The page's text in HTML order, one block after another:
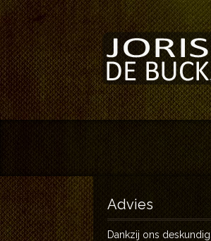
Advies
Dankzij ons